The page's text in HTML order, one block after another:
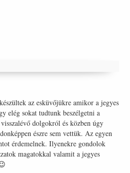
az esküvőjükre amikor a jegyes
elég sokat tudtunk beszélgetni a
dolgokról és közben úgy
észre sem vettük. Az egyen
érdemelnek. Ilyenekre gondolok
magatokkal valamit a jegyes